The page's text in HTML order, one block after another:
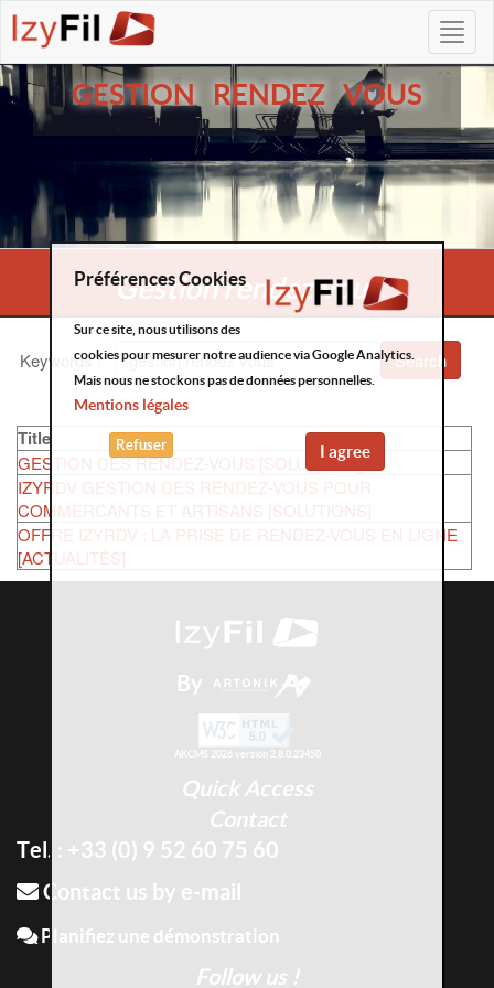
GESTION RENDEZ VOUS
Gestion rendez vous
Keywords: Search
Title
GESTION DES RENDEZ-VOUS [SOLUTIONS]
IZYRDV GESTION DES RENDEZ-VOUS POUR
COMMERCANTS ET ARTISANS [SOLUTIONS]
OFFRE IZYRDV : LA PRISE DE RENDEZ-VOUS EN LIGNE
[ACTUALITÉS]
By
AKCMS 2026 version 2.8.0.23450
Quick Access
Contact
Tel. : +33 (0) 9 52 60 75 60
Contact us by e-mail
Planifiez une démonstration
Follow us !
Préférences Cookies
Sur ce site, nous utilisons des
cookies pour mesurer notre audience via Google Analytics.
Mais nous ne stockons pas de données personnelles.
Mentions légales
I agree
Refuser